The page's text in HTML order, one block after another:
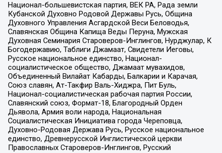
Национал-большевистская партия, ВЕК РА, Рада земли
Кубанской Духовно Родовой Державы Русь, Община
Духовного Управления Асгардской Веси Беловодья,
Славянская Община Капища Веды Перуна, Мужская
Духовная Семинария Староверов-Инглингов, Нурджулар, К
Богодержавию, Таблиги Джамаат, Свидетели Иеговы,
Русское национальное единство, Национал-
социалистическое общество, Джамаат мувахидов,
Объединенный Вилайат Кабарды, Балкарии и Карачая,
Союз славян, Ат-Такфир Валь-Хиджра, Пит Буль,
Национал-социалистическая рабочая партия России,
Славянский союз, Формат-18, Благородный Орден
Дьявола, Армия воли народа, Национальная
Социалистическая Инициатива города Череповца,
Духовно-Родовая Держава Русь, Русское национальное
единство, Древнерусской Инглистической церкви
Православных Староверов-Инглингов, Русский